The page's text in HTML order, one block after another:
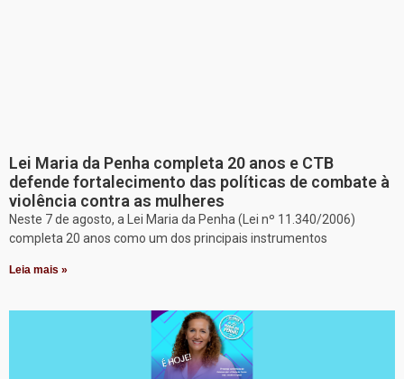
Lei Maria da Penha completa 20 anos e CTB
defende fortalecimento das políticas de combate à
violência contra as mulheres
Neste 7 de agosto, a Lei Maria da Penha (Lei nº 11.340/2006)
completa 20 anos como um dos principais instrumentos
Leia mais »